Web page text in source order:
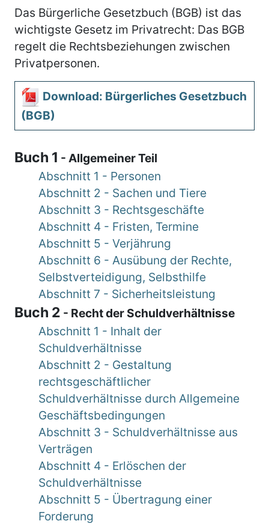
Das Bürgerliche Gesetzbuch (BGB) ist das
wichtigste Gesetz im Privatrecht: Das BGB
regelt die Rechtsbeziehungen zwischen
Privatpersonen.
Download: Bürgerliches Gesetzbuch
(BGB)
Buch 1 - Allgemeiner Teil
Abschnitt 1 - Personen
Abschnitt 2 - Sachen und Tiere
Abschnitt 3 - Rechtsgeschäfte
Abschnitt 4 - Fristen, Termine
Abschnitt 5 - Verjährung
Abschnitt 6 - Ausübung der Rechte,
Selbstverteidigung, Selbsthilfe
Abschnitt 7 - Sicherheitsleistung
Buch 2 - Recht der Schuldverhältnisse
Abschnitt 1 - Inhalt der
Schuldverhältnisse
Abschnitt 2 - Gestaltung
rechtsgeschäftlicher
Schuldverhältnisse durch Allgemeine
Geschäftsbedingungen
Abschnitt 3 - Schuldverhältnisse aus
Verträgen
Abschnitt 4 - Erlöschen der
Schuldverhältnisse
Abschnitt 5 - Übertragung einer
Forderung